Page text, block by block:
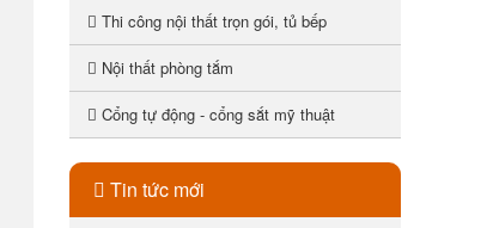
Thi công nội thất trọn gói, tủ bếp
Nội thất phòng tắm
Cổng tự động - cổng sắt mỹ thuật
Tin tức mới